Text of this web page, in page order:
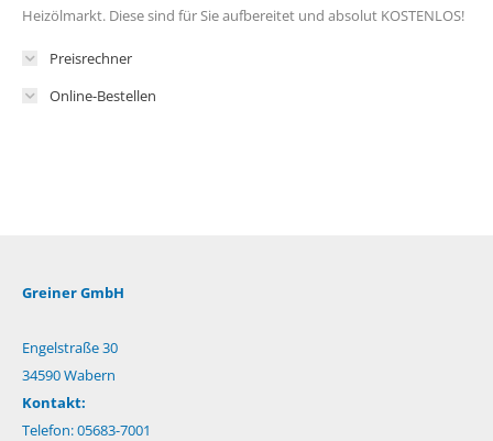
Heizölmarkt. Diese sind für Sie aufbereitet und absolut KOSTENLOS!
Preisrechner
Online-Bestellen
Greiner GmbH
Engelstraße 30
34590 Wabern
Kontakt:
Telefon: 05683-7001